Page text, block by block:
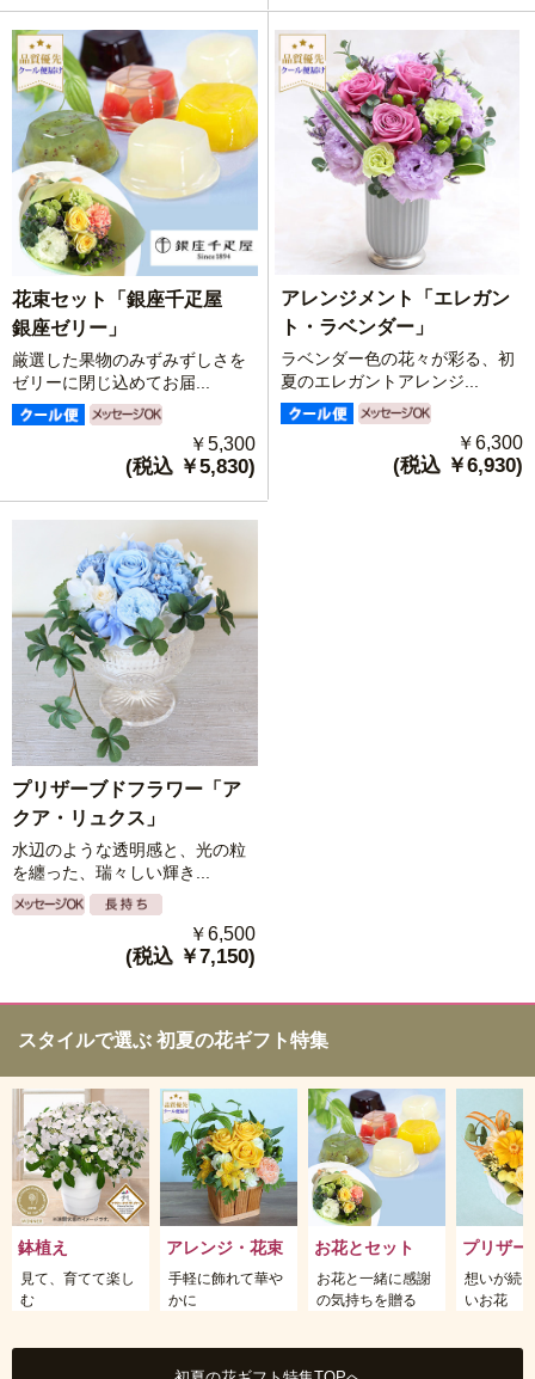
花束セット「銀座千疋屋
銀座ゼリー」
厳選した果物のみずみずしさを
ゼリーに閉じ込めてお届...
￥5,300
(税込 ￥5,830)
アレンジメント「エレガン
ト・ラベンダー」
ラベンダー色の花々が彩る、初
夏のエレガントアレンジ...
￥6,300
(税込 ￥6,930)
プリザーブドフラワー「ア
クア・リュクス」
水辺のような透明感と、光の粒
を纏った、瑞々しい輝き...
￥6,500
(税込 ￥7,150)
スタイルで選ぶ 初夏の花ギフト特集
鉢植え
見て、育てて楽し
む
アレンジ・花束
手軽に飾れて華や
かに
お花とセット
お花と一緒に感謝
の気持ちを贈る
プリザー
想いが続
いお花